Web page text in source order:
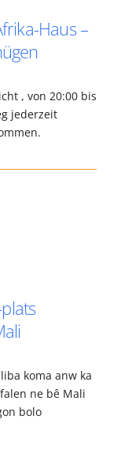
Haus –
, von 20:00 bis
jederzeit
koma anw ka
ne bê Mali
bolo